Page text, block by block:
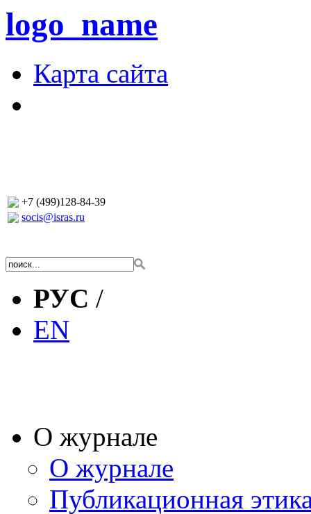
logo_name
Карта сайта
+7 (499)128-84-39
socis@isras.ru
РУС /
EN
О журнале
О журнале
Публикационная